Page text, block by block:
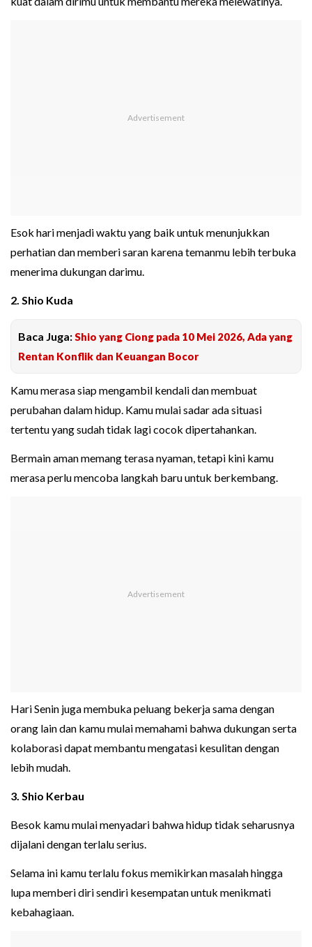
Esok hari menjadi waktu yang baik untuk menunjukkan
perhatian dan memberi saran karena temanmu lebih terbuka
menerima dukungan darimu.
2. Shio Kuda
Baca Juga:Shio yang Ciong pada 10 Mei 2026, Ada yang
Rentan Konflik dan Keuangan Bocor
Kamu merasa siap mengambil kendali dan membuat
perubahan dalam hidup. Kamu mulai sadar ada situasi
tertentu yang sudah tidak lagi cocok dipertahankan.
Bermain aman memang terasa nyaman, tetapi kini kamu
merasa perlu mencoba langkah baru untuk berkembang.
Hari Senin juga membuka peluang bekerja sama dengan
orang lain dan kamu mulai memahami bahwa dukungan serta
kolaborasi dapat membantu mengatasi kesulitan dengan
lebih mudah.
3. Shio Kerbau
Besok kamu mulai menyadari bahwa hidup tidak seharusnya
dijalani dengan terlalu serius.
Selama ini kamu terlalu fokus memikirkan masalah hingga
lupa memberi diri sendiri kesempatan untuk menikmati
kebahagiaan.